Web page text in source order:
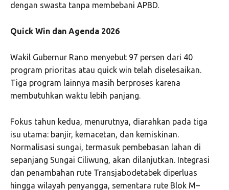
dengan swasta tanpa membebani APBD.
Quick Win dan Agenda 2026
Wakil Gubernur Rano menyebut 97 persen dari 40
program prioritas atau quick win telah diselesaikan.
Tiga program lainnya masih berproses karena
membutuhkan waktu lebih panjang.
Fokus tahun kedua, menurutnya, diarahkan pada tiga
isu utama: banjir, kemacetan, dan kemiskinan.
Normalisasi sungai, termasuk pembebasan lahan di
sepanjang Sungai Ciliwung, akan dilanjutkan. Integrasi
dan penambahan rute Transjabodetabek diperluas
hingga wilayah penyangga, sementara rute Blok M–